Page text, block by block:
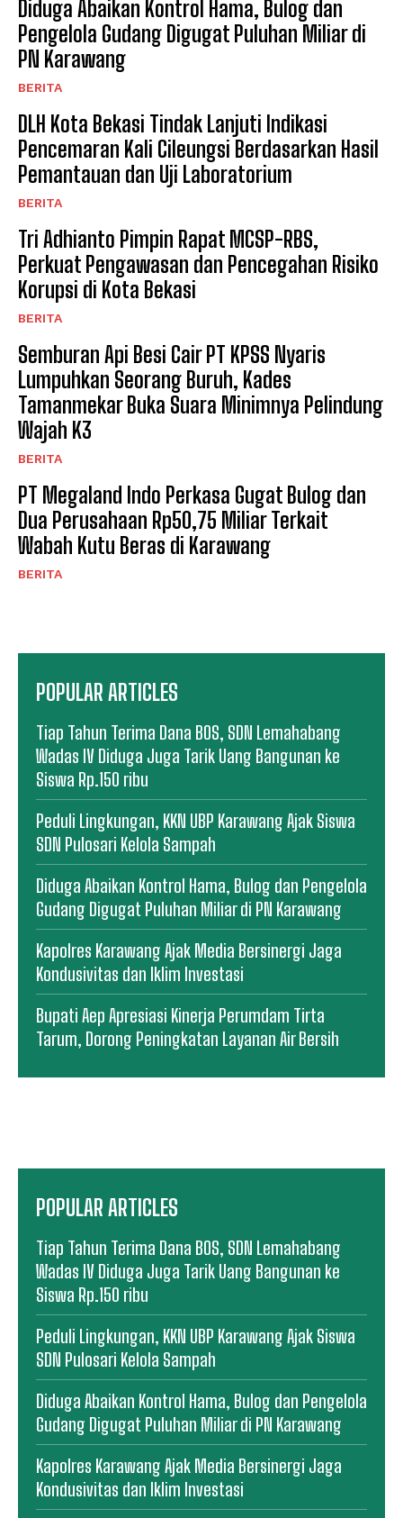
Diduga Abaikan Kontrol Hama, Bulog dan
Pengelola Gudang Digugat Puluhan Miliar di
PN Karawang
BERITA
DLH Kota Bekasi Tindak Lanjuti Indikasi
Pencemaran Kali Cileungsi Berdasarkan Hasil
Pemantauan dan Uji Laboratorium
BERITA
Tri Adhianto Pimpin Rapat MCSP-RBS,
Perkuat Pengawasan dan Pencegahan Risiko
Korupsi di Kota Bekasi
BERITA
Semburan Api Besi Cair PT KPSS Nyaris
Lumpuhkan Seorang Buruh, Kades
Tamanmekar Buka Suara Minimnya Pelindung
Wajah K3
BERITA
PT Megaland Indo Perkasa Gugat Bulog dan
Dua Perusahaan Rp50,75 Miliar Terkait
Wabah Kutu Beras di Karawang
BERITA
POPULAR ARTICLES
Tiap Tahun Terima Dana BOS, SDN Lemahabang
Wadas IV Diduga Juga Tarik Uang Bangunan ke
Siswa Rp.150 ribu
Peduli Lingkungan, KKN UBP Karawang Ajak Siswa
SDN Pulosari Kelola Sampah
Diduga Abaikan Kontrol Hama, Bulog dan Pengelola
Gudang Digugat Puluhan Miliar di PN Karawang
Kapolres Karawang Ajak Media Bersinergi Jaga
Kondusivitas dan Iklim Investasi
Bupati Aep Apresiasi Kinerja Perumdam Tirta
Tarum, Dorong Peningkatan Layanan Air Bersih
POPULAR ARTICLES
Tiap Tahun Terima Dana BOS, SDN Lemahabang
Wadas IV Diduga Juga Tarik Uang Bangunan ke
Siswa Rp.150 ribu
Peduli Lingkungan, KKN UBP Karawang Ajak Siswa
SDN Pulosari Kelola Sampah
Diduga Abaikan Kontrol Hama, Bulog dan Pengelola
Gudang Digugat Puluhan Miliar di PN Karawang
Kapolres Karawang Ajak Media Bersinergi Jaga
Kondusivitas dan Iklim Investasi